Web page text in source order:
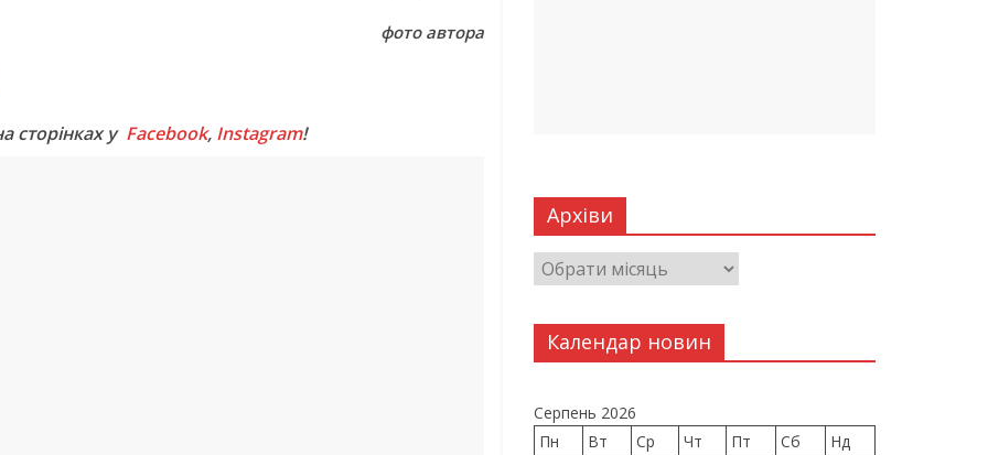
фото автора
сторінках у Facebook, Instagram!
Архіви
Календар новин
Серпень 2026
Пн
Вт Ср Чт Пт Сб
Нд